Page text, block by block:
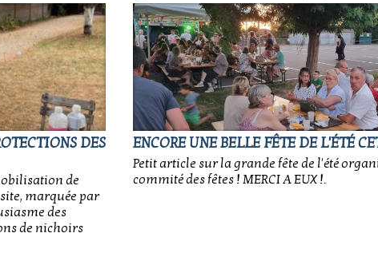
DES
de
marquée par
des
de nichoirs
ENCORE UNE BELLE FÊTE DE L'ÉTÉ
Petit article sur la grande fête de l'été
commité des fêtes ! MERCI A EUX !.